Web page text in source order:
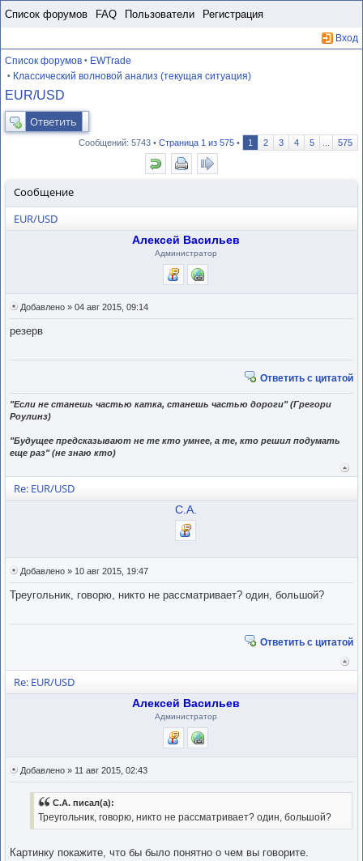
Список форумов FAQ Пользователи Регистрация
Вход
Список форумов • EWTrade
• Классический волновой анализ (текущая ситуация)
EUR/USD
Ответить
Сообщений: 5743 • Страница 1 из 575 • 1 2 3 4 5 575
Сообщение
EUR/USD
Алексей Васильев
Администратор
Добавлено » 04 авг 2015, 09:14
резерв
Ответить с цитатой
"Если не станешь частью катка, станешь частью дороги" (Грегори
Роулинз)
"Будущее предсказывают не те кто умнее, а те, кто решил подумать
еще раз" (не знаю кто)
к
Re: EUR/USD
С.А.
Добавлено » 10 авг 2015, 19:47
Треугольник, говорю, никто не рассматривает? один, большой?
Ответить с цитатой
к
Re: EUR/USD
Алексей Васильев
Администратор
Добавлено » 11 авг 2015, 02:43
С.А. писал(а):
Треугольник, говорю, никто не рассматривает? один, большой?
Картинку покажите, что бы было понятно о чем вы говорите.